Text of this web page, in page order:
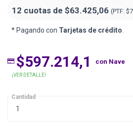
12 cuotas de $63.425,06 (PTF:
* Pagando con Tarjetas de crédito
$597.214,1 con Nave
¡VER DETALLE!
Cantidad